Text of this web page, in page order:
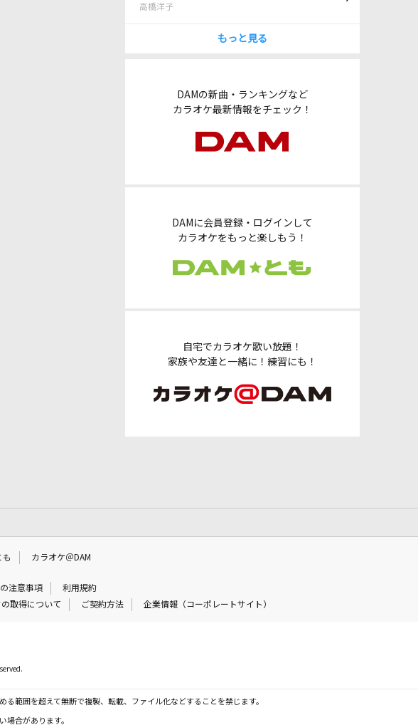
高橋洋子
もっと見る
DAMの新曲・ランキングなど
カラオケ最新情報をチェック！
DAMに会員登録・ログインして
カラオケをもっと楽しもう！
自宅でカラオケ歌い放題！
家族や友達と一緒に！練習にも！
も カラオケ＠DAM
注意事項
利用規約
取得について ご契約方法 企業情報（コーポレートサイト）
範囲を超えて無断で複製、転載、ファイル化などすることを禁じます。
場合があります。